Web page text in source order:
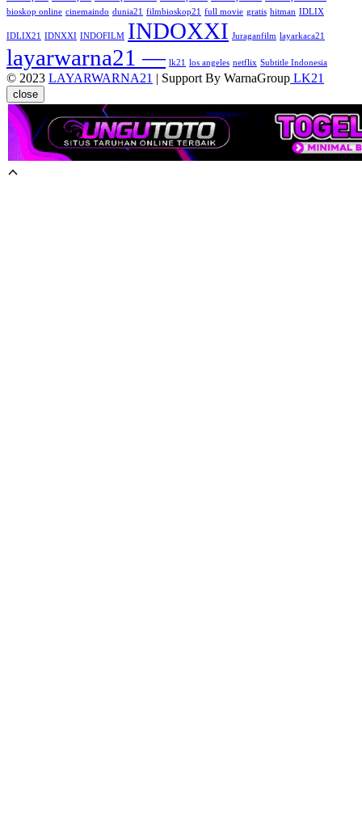
bioskop online cinemaindo dunia21 filmbioskop21 full movie gratis hitman IDLIX
IDLIX21 IDNXXI INDOFILM INDOXXI Juraganfilm layarkaca21
layarwarna21 — lk21 los angeles netflix Subtitle Indonesia
© 2023 LAYARWARNA21 | Support By WarnaGroup LK21
close